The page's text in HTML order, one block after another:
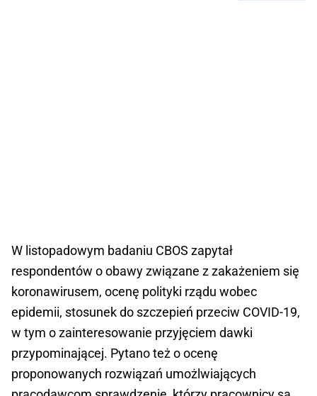
W listopadowym badaniu CBOS zapytał
respondentów o obawy związane z zakażeniem się
koronawirusem, ocenę polityki rządu wobec
epidemii, stosunek do szczepień przeciw COVID-19,
w tym o zainteresowanie przyjęciem dawki
przypominającej. Pytano też o ocenę
proponowanych rozwiązań umożlwiających